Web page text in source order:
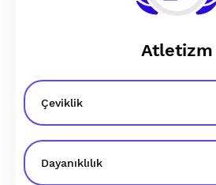
Atletizm
Çeviklik
Dayanıklılık